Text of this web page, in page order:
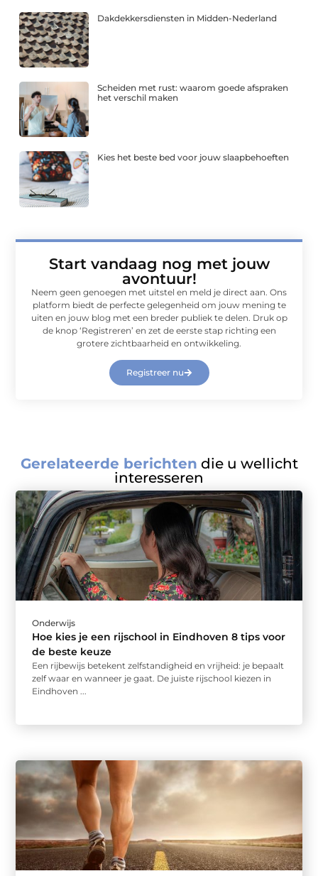
Dakdekkersdiensten in Midden-Nederland
Scheiden met rust: waarom goede afspraken
het verschil maken
Kies het beste bed voor jouw slaapbehoeften
Start vandaag nog met jouw
avontuur!
Neem geen genoegen met uitstel en meld je direct aan. Ons
platform biedt de perfecte gelegenheid om jouw mening te
uiten en jouw blog met een breder publiek te delen. Druk op
de knop ‘Registreren’ en zet de eerste stap richting een
grotere zichtbaarheid en ontwikkeling.
Registreer nu
Gerelateerde berichten die u wellicht
interesseren
Onderwijs
Hoe kies je een rijschool in Eindhoven 8 tips voor
de beste keuze
Een rijbewijs betekent zelfstandigheid en vrijheid: je bepaalt
zelf waar en wanneer je gaat. De juiste rijschool kiezen in
Eindhoven ...